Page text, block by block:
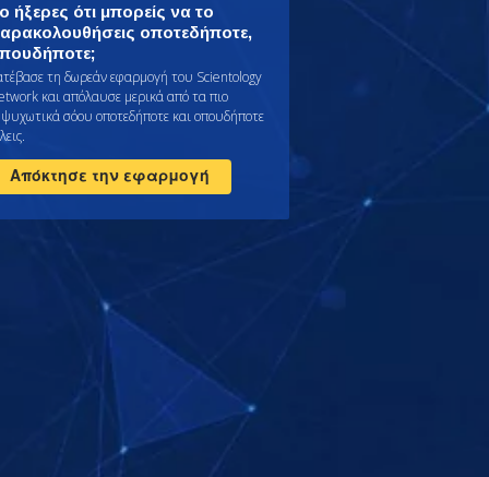
ήξερες ότι μπορείς να το
οποτεδήποτε,
τη δωρεάν εφαρμογή του Scientology
και απόλαυσε μερικά από τα πιο
σόου οποτεδήποτε και οπουδήποτε
Απόκτησε την εφαρμογή